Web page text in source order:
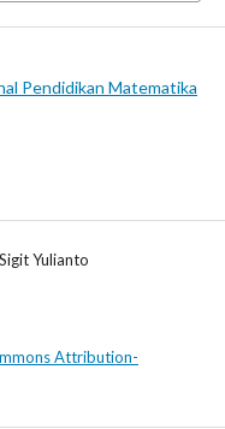
Pendidikan Matematika
Yulianto
Attribution-